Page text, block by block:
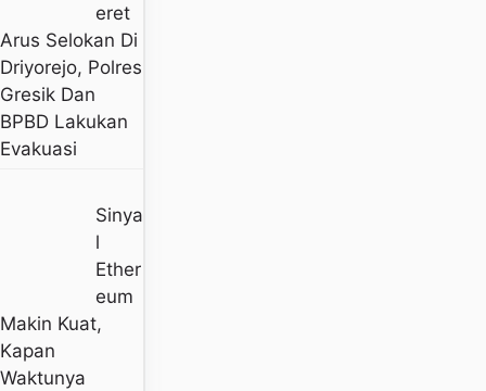
Eret
Arus Selokan Di
Driyorejo, Polres
Gresik Dan
BPBD Lakukan
Evakuasi
Sinya
L
Ether
Eum
Makin Kuat,
Kapan
Waktunya